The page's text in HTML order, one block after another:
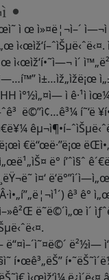
•
ì œ ì»¤ë¦¬ì–´ ì—¬ì
ì‹œìž‘í–ˆìŠµë‹ˆë‹¤.
ì‹œìž‘í•˜ì—¬ ì´
ì±…ìž„ìžë¡œ
ì°½ì„¤ì— ì ê·¹ì
ë©”ì¢…ê³¼ í˜‘ë
ë¡œì €ë“œë·”ë¡œ
ë° í’ˆì§ˆ
ì¤‘ ë‘ë°”ì´ì—ì„œ
ê³ ê°
ë˜ë©´ì„œ ì´
ë²½ì—
í•œê³„ëŠ”